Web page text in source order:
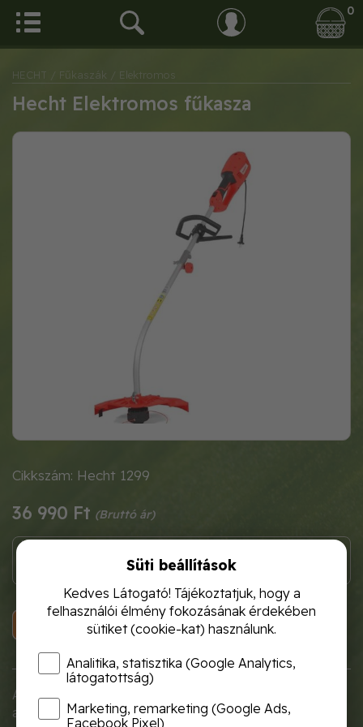
0
HECHT / Fűkaszák / Elektromos
Hecht Elektromos fűkasza
Cikkszám: Hecht 1299
36 990 Ft
KOSÁRBA
A könnyű elektromos fűkasza osztott tengellyel
alkalmas a kerítések, falak, virágágyások és egyéb
Süti beállítások
Kedves Látogató! Tájékoztatjuk, hogy a
felhasználói élmény fokozásának érdekében
sütiket (cookie-kat) használunk.
Analitika, statisztika (Google Analytics,
látogatottság)
Marketing, remarketing (Google Ads,
Facebook Pixel)